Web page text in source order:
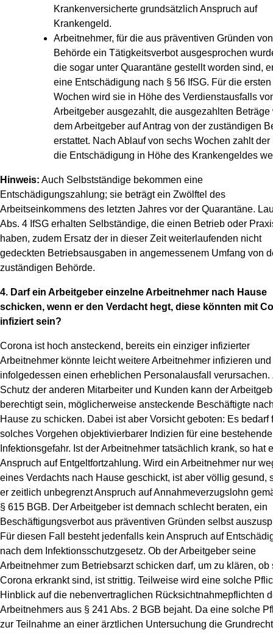
Krankenversicherte grundsätzlich Anspruch auf
Krankengeld.
Arbeitnehmer, für die aus präventiven Gründen
Behörde ein Tätigkeitsverbot ausgesprochen
die sogar unter Quarantäne gestellt worden sind,
eine Entschädigung nach § 56 IfSG. Für die
Wochen wird sie in Höhe des Verdienstausfalls
Arbeitgeber ausgezahlt, die ausgezahlten Beträge
dem Arbeitgeber auf Antrag von der zuständigen
erstattet. Nach Ablauf von sechs Wochen zahlt der
die Entschädigung in Höhe des Krankengeldes
Hinweis: Auch Selbstständige bekommen eine
Entschädigungszahlung; sie beträgt ein Zwölftel des
Arbeitseinkommens des letzten Jahres vor der Quarantäne.
Abs. 4 IfSG erhalten Selbständige, die einen Betrieb oder
haben, zudem Ersatz der in dieser Zeit weiterlaufenden nicht
gedeckten Betriebsausgaben in angemessenem Umfang von
zuständigen Behörde.
4. Darf ein Arbeitgeber einzelne Arbeitnehmer nach Hause
schicken, wenn er den Verdacht hegt, diese könnten mit
infiziert sein?
Corona ist hoch ansteckend, bereits ein einziger infizierter
Arbeitnehmer könnte leicht weitere Arbeitnehmer infizieren und
infolgedessen einen erheblichen Personalausfall verursachen.
Schutz der anderen Mitarbeiter und Kunden kann der
berechtigt sein, möglicherweise ansteckende Beschäftigte
Hause zu schicken. Dabei ist aber Vorsicht geboten: Es bedarf
solches Vorgehen objektivierbarer Indizien für eine bestehende
Infektionsgefahr. Ist der Arbeitnehmer tatsächlich krank, so hat
Anspruch auf Entgeltfortzahlung. Wird ein Arbeitnehmer nur
eines Verdachts nach Hause geschickt, ist aber völlig gesund,
er zeitlich unbegrenzt Anspruch auf Annahmeverzugslohn
§ 615 BGB. Der Arbeitgeber ist demnach schlecht beraten, ein
Beschäftigungsverbot aus präventiven Gründen selbst
Für diesen Fall besteht jedenfalls kein Anspruch auf
nach dem Infektionsschutzgesetz. Ob der Arbeitgeber seine
Arbeitnehmer zum Betriebsarzt schicken darf, um zu klären, ob
Corona erkrankt sind, ist strittig. Teilweise wird eine solche
Hinblick auf die nebenvertraglichen Rücksichtnahmepflichten
Arbeitnehmers aus § 241 Abs. 2 BGB bejaht. Da eine solche
zur Teilnahme an einer ärztlichen Untersuchung die